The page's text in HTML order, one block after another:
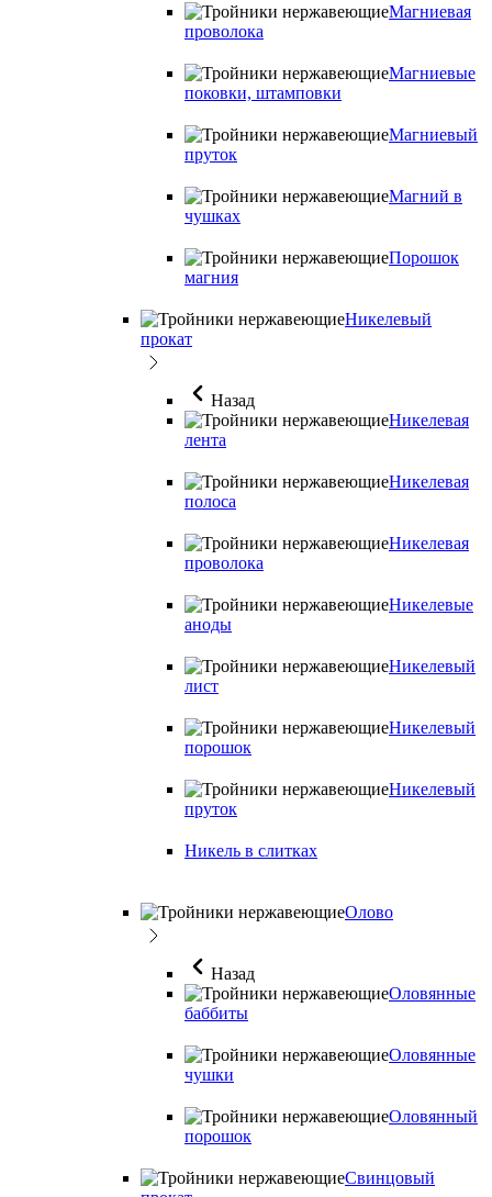
Магниевая
проволока
Магниевые
поковки, штамповки
Магниевый
пруток
Магний в
чушках
Порошок
магния
Никелевый
прокат
Назад
Никелевая
лента
Никелевая
полоса
Никелевая
проволока
Никелевые
аноды
Никелевый
лист
Никелевый
порошок
Никелевый
пруток
Никель в слитках
Олово
Назад
Оловянные
баббиты
Оловянные
чушки
Оловянный
порошок
Свинцовый